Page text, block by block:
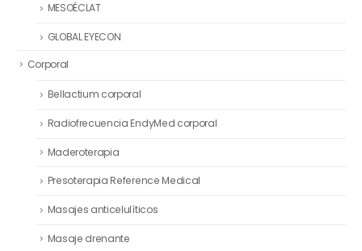
MESOÉCLAT
GLOBAL EYECON
Corporal
Bellactium corporal
Radiofrecuencia EndyMed corporal
Maderoterapia
Presoterapia Reference Medical
Masajes anticelulíticos
Masaje drenante